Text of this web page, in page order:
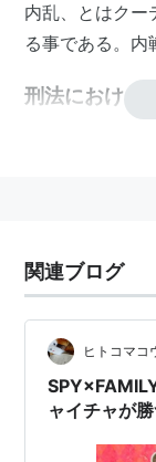
内乱、とはクー
る事である。内
刑法における
第七十七条
土において
憲法の定め
的として暴
別に従って
一 首謀者は
二 謀議に
関連ブログ
ヒトコマコ
ャイチャが